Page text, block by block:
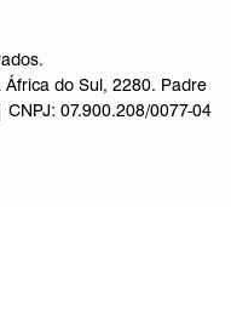
do Sul, 2280. Padre
07.900.208/0077-04